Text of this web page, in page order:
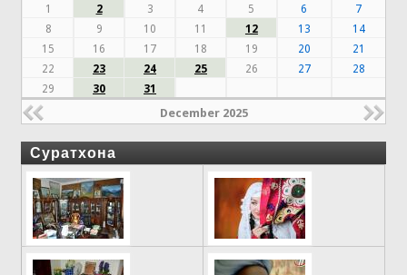
1
2 3 4 5 6
7
8
9 10 11 12 13
14
15
16 17 18 19 20
21
22
23 24 25 26 27
28
29
30 31
December 2025
Суратхона